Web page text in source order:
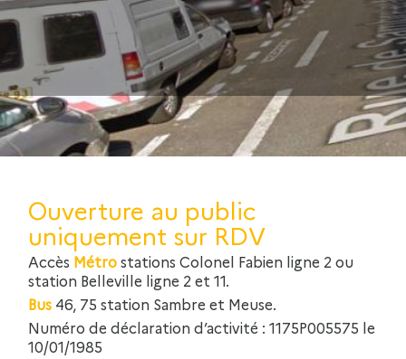
Ouverture au public
uniquement sur RDV
Accès Métrostations Colonel Fabien ligne 2 ou
station Belleville ligne 2 et 11.
Bus 46, 75 station Sambre et Meuse.
Numéro de déclaration d’activité : 1175P005575 le
10/01/1985